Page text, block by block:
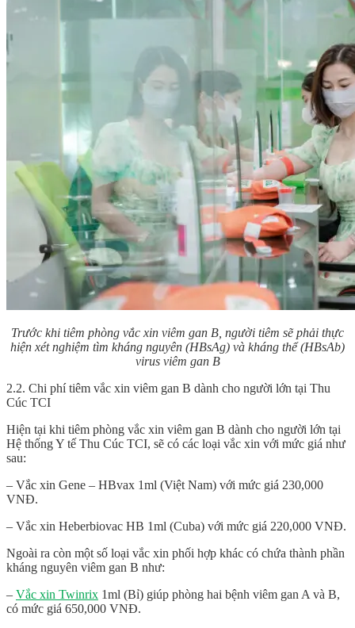
Trước khi tiêm phòng vắc xin viêm gan B, người tiêm sẽ phải thực
hiện xét nghiệm tìm kháng nguyên (HBsAg) và kháng thể (HBsAb)
virus viêm gan B
2.2. Chi phí tiêm vắc xin viêm gan B dành cho người lớn tại Thu
Cúc TCI
Hiện tại khi tiêm phòng vắc xin viêm gan B dành cho người lớn tại
Hệ thống Y tế Thu Cúc TCI, sẽ có các loại vắc xin với mức giá như
sau:
– Vắc xin Gene – HBvax 1ml (Việt Nam) với mức giá 230,000
VNĐ.
– Vắc xin Heberbiovac HB 1ml (Cuba) với mức giá 220,000 VNĐ.
Ngoài ra còn một số loại vắc xin phối hợp khác có chứa thành phần
kháng nguyên viêm gan B như:
– Vắc xin Twinrix 1ml (Bỉ) giúp phòng hai bệnh viêm gan A và B,
có mức giá 650,000 VNĐ.